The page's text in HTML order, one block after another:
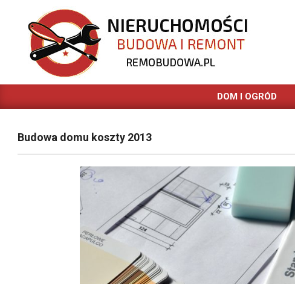
content
REMOBUDOWA.PL DOM I OGRÓD
Budowa domu koszty 2013